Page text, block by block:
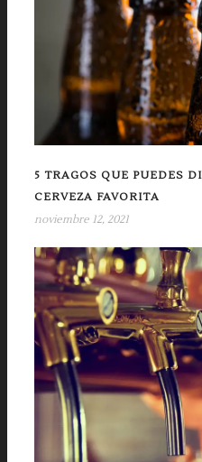
5 TRAGOS QUE PUEDES
CERVEZA FAVORITA
noviembre 12, 2021